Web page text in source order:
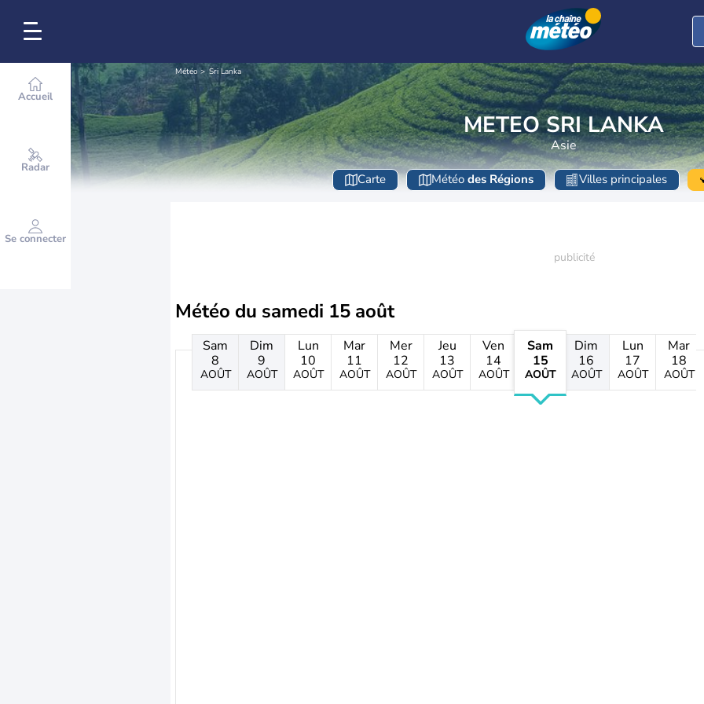
Accueil
Radar
Se connecter
Météo Sri Lanka
METEO SRI LANKA
Asie
Carte Météo des Régions Villes principales
Météo du samedi 15 août
Sam
8
AOÛT
Dim
9
AOÛT
Lun
10
AOÛT
Mar
11
AOÛT
Mer
12
AOÛT
Jeu
13
AOÛT
Ven
14
AOÛT
Sam
15
AOÛT
Dim
16
AOÛT
Lun
17
AOÛT
Mar
18
AOÛT